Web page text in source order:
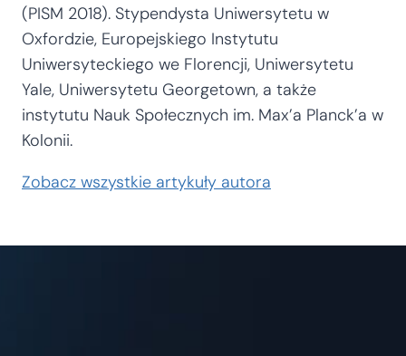
(PISM 2018). Stypendysta Uniwersytetu w
Oxfordzie, Europejskiego Instytutu
Uniwersyteckiego we Florencji, Uniwersytetu
Yale, Uniwersytetu Georgetown, a także
instytutu Nauk Społecznych im. Max’a Planck’a w
Kolonii.
Zobacz wszystkie artykuły autora